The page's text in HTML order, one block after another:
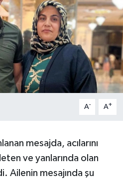
A- A+
mesajda, acılarını
ve yanlarında olan
Ailenin mesajında şu